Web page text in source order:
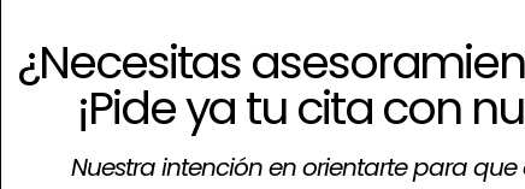
¿Necesitas
¡Pide ya tu cita con
Nuestra intención en orientarte para